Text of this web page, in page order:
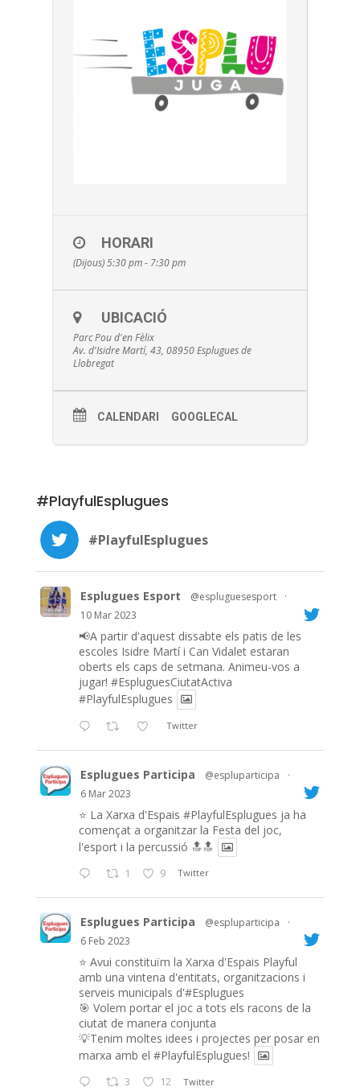
HORARI
(Dijous) 5:30 pm - 7:30 pm
UBICACIÓ
Parc Pou d'en Fèlix
Av. d'Isidre Martí, 43, 08950 Esplugues de
Llobregat
CALENDARI GOOGLECAL
#PlayfulEsplugues
#PlayfulEsplugues
Esplugues Esport @espluguesesport
·
10 Mar 2023
📢A partir d'aquest dissabte els patis de les
escoles Isidre Martí i Can Vidalet estaran
oberts els caps de setmana. Animeu-vos a
jugar! #EspluguesCiutatActiva
#PlayfulEsplugues
Twitter
Esplugues Participa @espluparticipa
·
6 Mar 2023
⭐️ La Xarxa d'Espais #PlayfulEsplugues ja ha
començat a organitzar la Festa del joc,
l'esport i la percussió 🔝🔝
1 9 Twitter
Esplugues Participa @espluparticipa
·
6 Feb 2023
⭐️ Avui constituïm la Xarxa d'Espais Playful
amb una vintena d'entitats, organitzacions i
serveis municipals d'#Esplugues
🎯 Volem portar el joc a tots els racons de la
ciutat de manera conjunta
💡Tenim moltes idees i projectes per posar en
marxa amb el #PlayfulEsplugues!
3 12 Twitter